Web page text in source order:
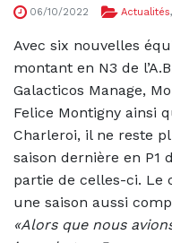
06/10/2022 Actualités,
Avec six nouvelles
montant en N3 de
Galacticos Manage,
Felice Montigny ainsi
Charleroi, il ne reste
saison dernière en P1
partie de celles-ci. Le
une saison aussi
«Alors que nous